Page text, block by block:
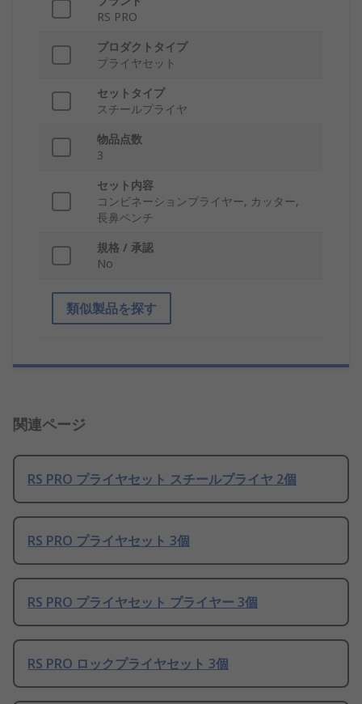
RS PRO
プロダクトタイプ
プライヤセット
セットタイプ
スチールプライヤ
物品点数
3
セット内容
コンビネーションプライヤー, カッター,
長鼻ペンチ
規格 / 承認
No
類似製品を探す
関連ページ
RS PRO プライヤセット スチールプライヤ 2個
RS PRO プライヤセット 3個
RS PRO プライヤセット プライヤー 3個
RS PRO ロックプライヤセット 3個